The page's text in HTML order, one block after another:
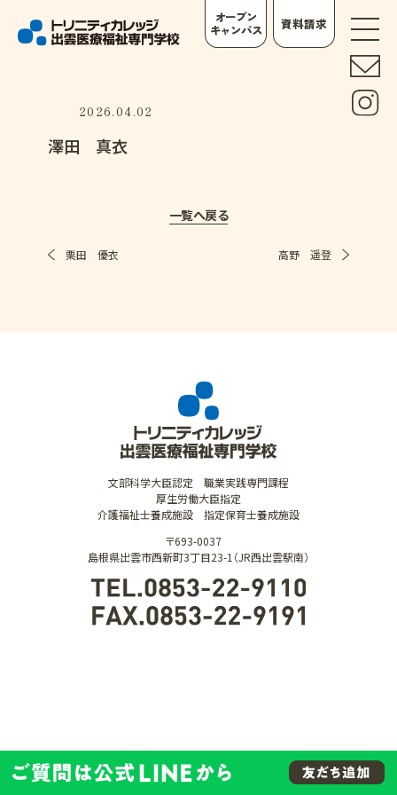
オープン
キャンパス 資料請求
2026.04.02
澤田 真衣
一覧へ戻る
栗田 優衣 高野 遥登
文部科学大臣認定 職業実践専門課程
厚生労働大臣指定
介護福祉士養成施設 指定保育士養成施設
〒693-0037
島根県出雲市西新町3丁目23-1（JR西出雲駅南）